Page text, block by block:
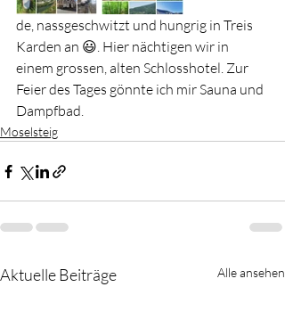
de, nassgeschwitzt und hungrig in Treis
Karden an 😃. Hier nächtigen wir in
einem grossen, alten Schlosshotel. Zur
Feier des Tages gönnte ich mir Sauna und
Dampfbad.
Moselsteig
Aktuelle Beiträge Alle ansehen